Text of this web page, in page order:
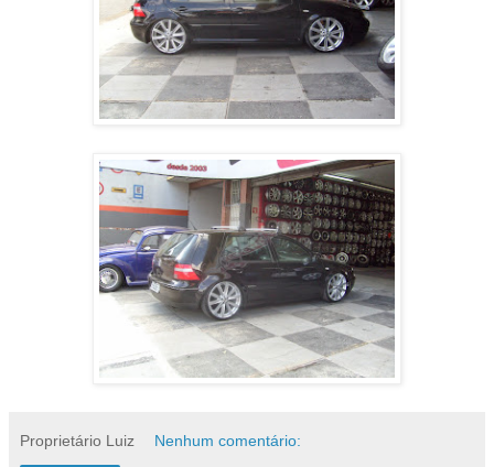
Proprietário Luiz Nenhum comentário: